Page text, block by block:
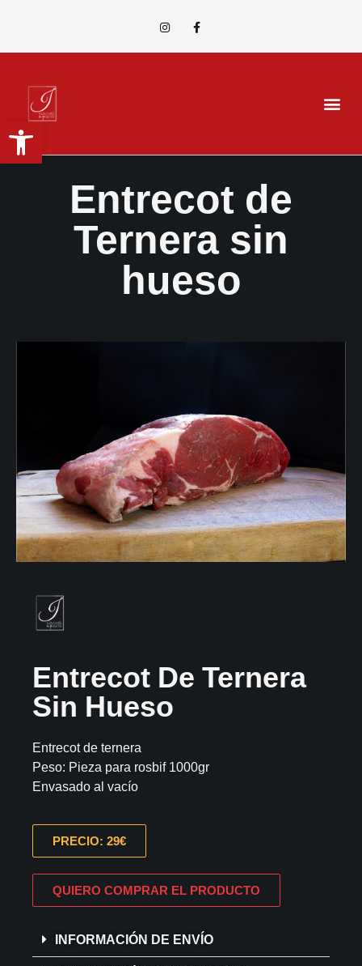
Abrir barra de herramientas
Entrecot de
Ternera sin
hueso
Entrecot De Ternera
Sin Hueso
Entrecot de ternera
Peso: Pieza para rosbif 1000gr
Envasado al vacío
PRECIO: 29€
QUIERO COMPRAR EL PRODUCTO
INFORMACIÓN DE ENVÍO